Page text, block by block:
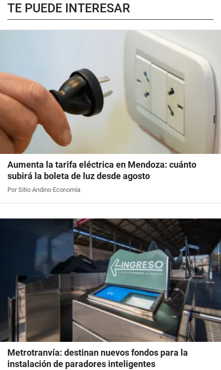
TE PUEDE INTERESAR
Aumenta la tarifa eléctrica en Mendoza: cuánto
subirá la boleta de luz desde agosto
Por Sitio Andino Economía
Metrotranvía: destinan nuevos fondos para la
instalación de paradores inteligentes